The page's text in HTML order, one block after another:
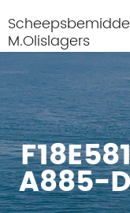
M.Olislagers
A885-